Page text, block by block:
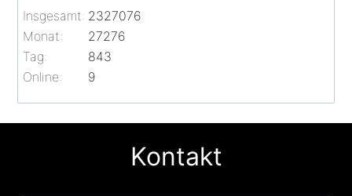
Online: 9
Insgesamt: 2327076
Monat:
27276
Tag:
843
Kontakt